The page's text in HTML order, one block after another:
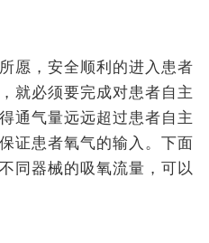
愿，安全顺利的进入患者
就必须要完成对患者自主
通气量远远超过患者自主
证患者氧气的输入。下面
同器械的吸氧流量，可以